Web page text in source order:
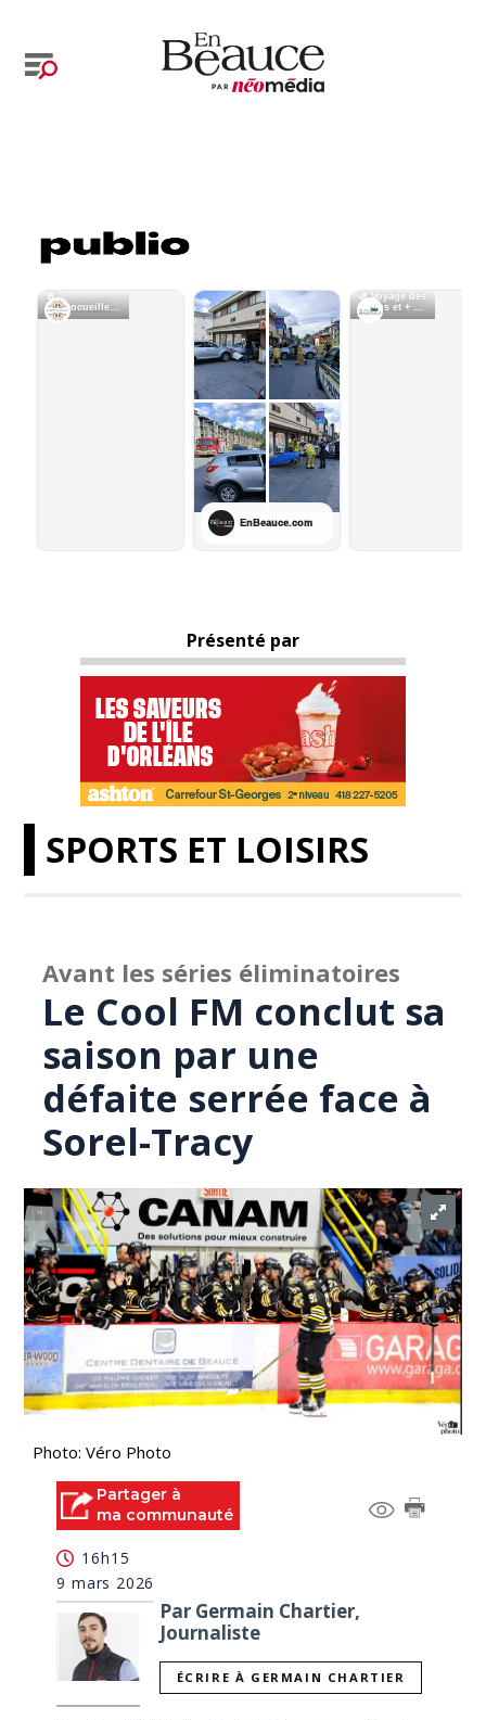
Présenté par
SPORTS ET LOISIRS
Avant les séries éliminatoires
Le Cool FM conclut sa
saison par une
défaite serrée face à
Sorel-Tracy
Photo: Véro Photo
Partager à
ma communauté
16h15
9 mars 2026
Par Germain Chartier,
Journaliste
ÉCRIRE À GERMAIN CHARTIER